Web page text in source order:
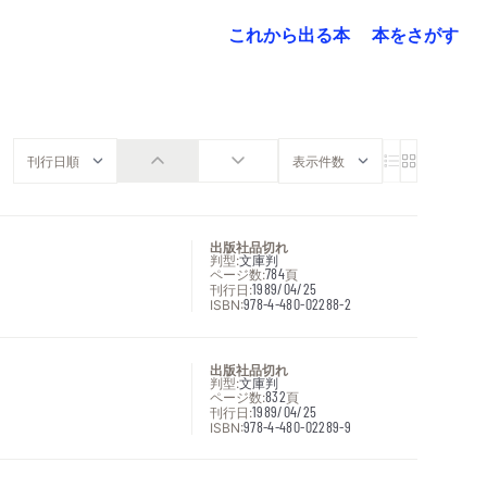
これから出る本
本をさがす
出版社品切れ
判型:文庫判
ページ数:784頁
刊行日:1989/04/25
ISBN:978-4-480-02288-2
出版社品切れ
判型:文庫判
ページ数:832頁
刊行日:1989/04/25
ISBN:978-4-480-02289-9